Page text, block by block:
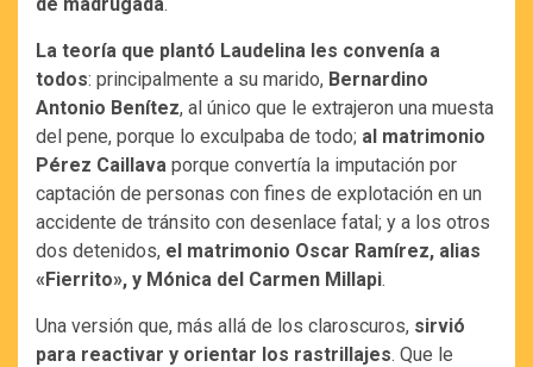
La teoría que plantó Laudelina les convenía a
todos: principalmente a su marido, Bernardino
Antonio Benítez, al único que le extrajeron una muesta
del pene, porque lo exculpaba de todo; al matrimonio
Pérez Caillava porque convertía la imputación por
captación de personas con fines de explotación en un
accidente de tránsito con desenlace fatal; y a los otros
dos detenidos, el matrimonio Oscar Ramírez, alias
«Fierrito», y Mónica del Carmen Millapi.
Una versión que, más allá de los claroscuros, sirvió
para reactivar y orientar los rastrillajes. Que le